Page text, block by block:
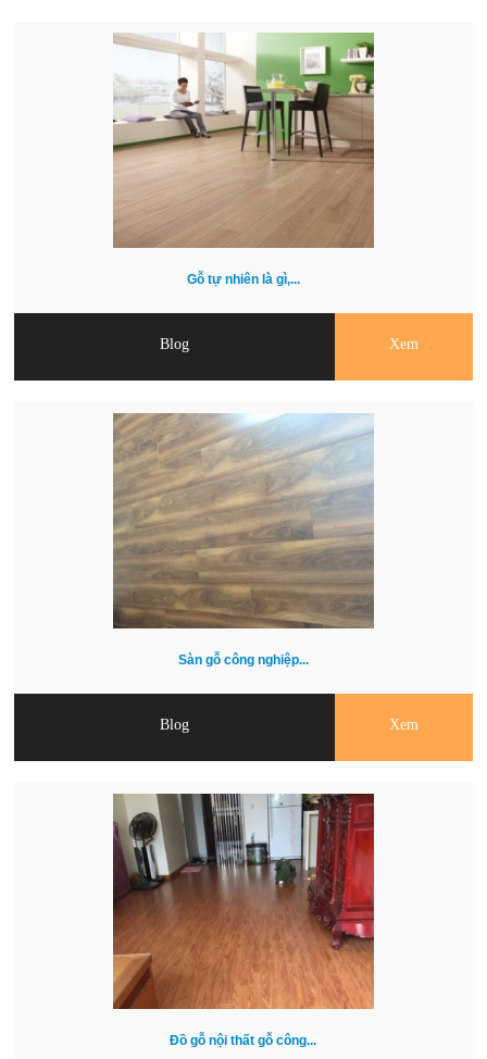
Gỗ tự nhiên là gì,...
Blog Xem
Sàn gỗ công nghiệp...
Blog Xem
Đồ gỗ nội thất gỗ công...